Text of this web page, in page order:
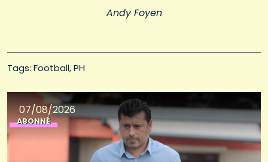
Andy Foyen
Tags: Football PH
07/08/2026
ABONNÉ